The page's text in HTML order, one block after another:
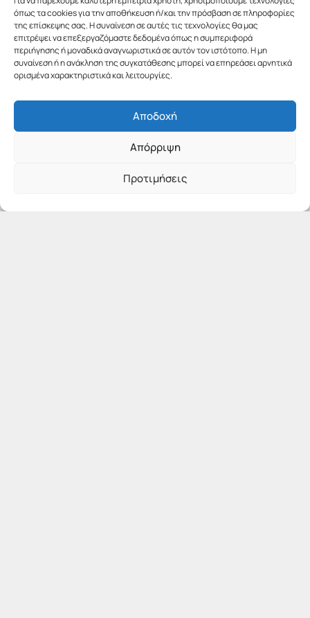
όπως τα cookies για την αποθήκευση ή/και την πρόσβαση σε πληροφορίες
της επίσκεψης σας. Η συναίνεση σε αυτές τις τεχνολογίες θα μας
επιτρέψει να επεξεργαζόμαστε δεδομένα όπως η συμπεριφορά
περιήγησης ή μοναδικά αναγνωριστικά σε αυτόν τον ιστότοπο. Η μη
συναίνεση ή η ανάκληση της συγκατάθεσης μπορεί να επηρεάσει αρνητικά
ορισμένα χαρακτηριστικά και λειτουργίες.
Αποδοχή
Απόρριψη
Προτιμήσεις